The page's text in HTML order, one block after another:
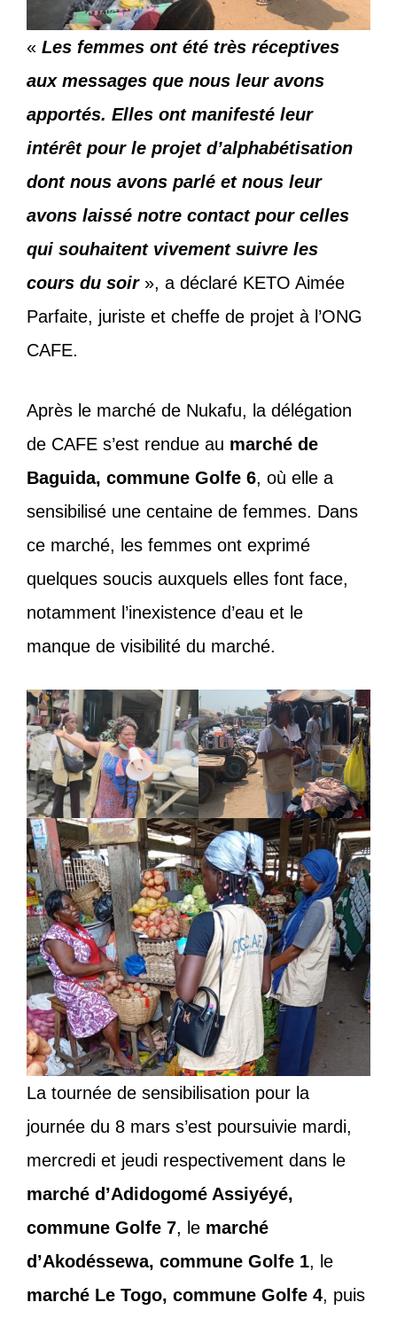
« Les femmes ont été très réceptives
aux messages que nous leur avons
apportés. Elles ont manifesté leur
intérêt pour le projet d’alphabétisation
dont nous avons parlé et nous leur
avons laissé notre contact pour celles
qui souhaitent vivement suivre les
cours du soir», a déclaré KETO Aimée
Parfaite, juriste et cheffe de projet à l’ONG
CAFE.
Après le marché de Nukafu, la délégation
de CAFE s’est rendue au marché de
Baguida, commune Golfe 6, où elle a
sensibilisé une centaine de femmes. Dans
ce marché, les femmes ont exprimé
quelques soucis auxquels elles font face,
notamment l’inexistence d’eau et le
manque de visibilité du marché.
La tournée de sensibilisation pour la
journée du 8 mars s’est poursuivie mardi,
mercredi et jeudi respectivement dans le
marché d’Adidogomé Assiyéyé,
commune Golfe 7, le marché
d’Akodéssewa, commune Golfe 1, le
marché Le Togo, commune Golfe 4, puis